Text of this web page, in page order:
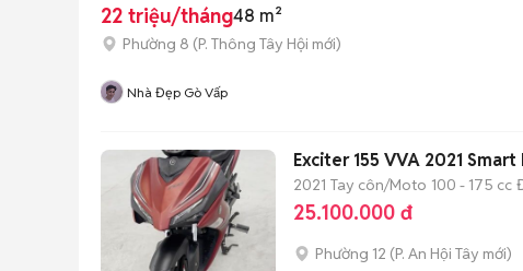
22 triệu/tháng48 m²
Phường 8 (P. Thông Tây Hội mới)
Nhà Đẹp Gò Vấp
Exciter 155 VVA 2021
2021 Tay côn/Moto 100 - 175 cc
25.100.000 đ
Phường 12 (P. An Hội Tây mới)